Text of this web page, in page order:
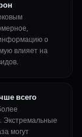
о
влияет на
всего
Экстремальные
могут